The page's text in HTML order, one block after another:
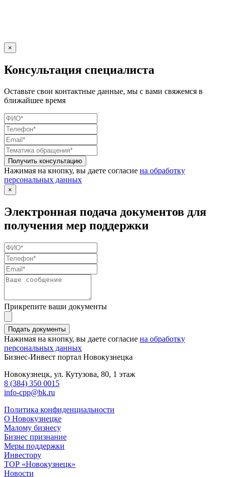
×
Консультация специалиста
Оставьте свои контактные данные, мы с вами свяжемся в
ближайшее время
Нажимая на кнопку, вы даете согласие на обработку
персональных данных
×
Электронная подача документов для
получения мер поддержки
Прикрепите ваши документы
Нажимая на кнопку, вы даете согласие на обработку
персональных данных
Бизнес-Инвест портал Новокузнецка
Новокузнецк, ул. Кутузова, 80, 1 этаж
8 (384) 350 0015
info-cpp@bk.ru
Политика конфиденциальности
О Новокузнецке
Малому бизнесу
Бизнес признание
Меры поддержки
Инвестору
ТОР «Новокузнецк»
Новости